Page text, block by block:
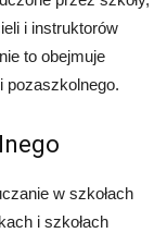
i instruktorów
to obejmuje
pozaszkolnego.
w szkołach
i szkołach